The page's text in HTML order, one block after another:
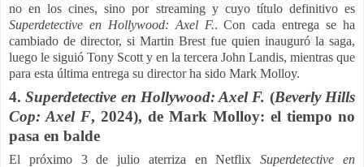
no en los cines, sino por streaming y cuyo título definitivo es
Superdetective en Hollywood: Axel F.. Con cada entrega se ha
cambiado de director, si Martin Brest fue quien inauguró la saga,
luego le siguió Tony Scott y en la tercera John Landis, mientras que
para esta última entrega su director ha sido Mark Molloy.
4.Superdetective en Hollywood: Axel F. (Beverly Hills
Cop: Axel F, 2024), de Mark Molloy: el tiempo no
pasa en balde
El próximo 3 de julio aterriza en Netflix Superdetective en